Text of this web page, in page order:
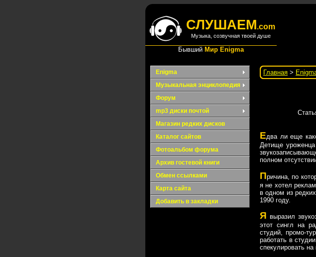
СЛУШАЕМ.com
Музыка, созвучная твоей душе
Бывший Мир Enigma
Enigma
Музыкальная энциклопедия
Форум
mp3 диски почтой
Магазин редких дисков
Каталог сайтов
Фотоальбом форума
Архив гостевой книги
Обмен ссылками
Карта сайта
Добавить в закладки
Главная >
Едва ли еще
Детище уроженца
полном
Причина, по
я не хотел
в одном из
1990 году.
Я выразил
этот сингл на
студий, промо-
работать в
спекулировать